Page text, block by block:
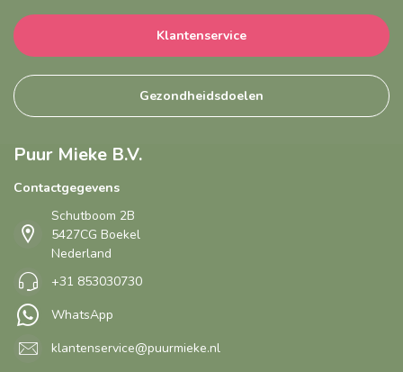
Klantenservice
Gezondheidsdoelen
Puur Mieke B.V.
Contactgegevens
Schutboom 2B
5427CG Boekel
Nederland
+31 853030730
WhatsApp
klantenservice@puurmieke.nl